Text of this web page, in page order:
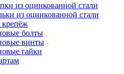
из оцинкованной стали
из оцинкованной стали
болты
винты
гайки